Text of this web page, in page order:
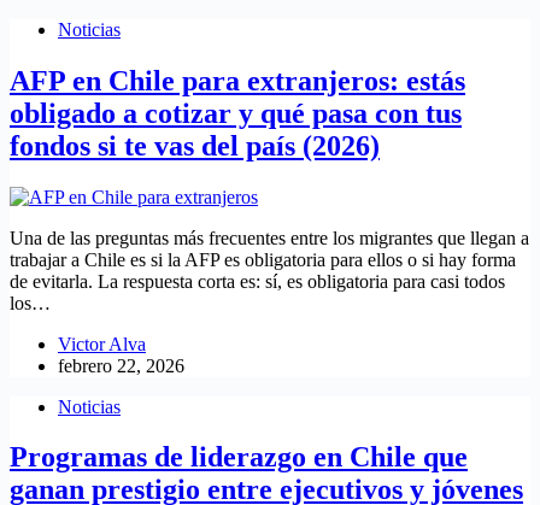
Noticias
AFP en Chile para extranjeros: estás
obligado a cotizar y qué pasa con tus
fondos si te vas del país (2026)
Una de las preguntas más frecuentes entre los migrantes que llegan a
trabajar a Chile es si la AFP es obligatoria para ellos o si hay forma
de evitarla. La respuesta corta es: sí, es obligatoria para casi todos
los…
Victor Alva
febrero 22, 2026
Noticias
Programas de liderazgo en Chile que
ganan prestigio entre ejecutivos y jóvenes